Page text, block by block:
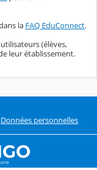
la FAQ EduConnect.
(élèves,
leur établissement.
Données personnelles